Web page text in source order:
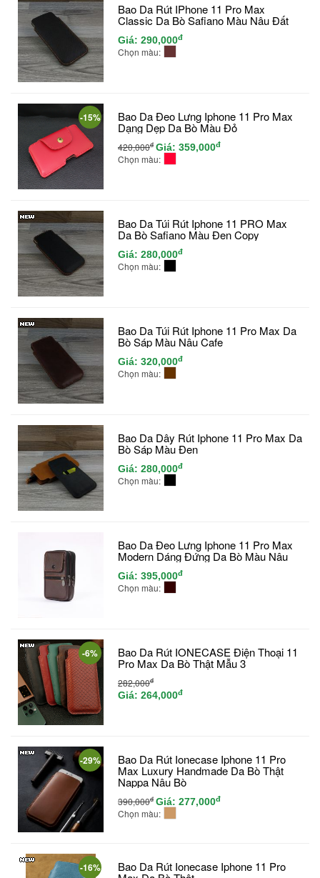
Bao Da Rút IPhone 11 Pro Max
Classic Da Bò Safiano Màu Nâu Đất
Giá: 290,000đ
Chọn màu:
-15% Bao Da Đeo Lưng Iphone 11 Pro Max
Dạng Dẹp Da Bò Màu Đỏ
420,000đ Giá: 359,000đ
Chọn màu:
Bao Da Túi Rút Iphone 11 PRO Max
Da Bò Safiano Màu Đen Copy
Giá: 280,000đ
Chọn màu:
Bao Da Túi Rút Iphone 11 Pro Max Da
Bò Sáp Màu Nâu Cafe
Giá: 320,000đ
Chọn màu:
Bao Da Dây Rút Iphone 11 Pro Max Da
Bò Sáp Màu Đen
Giá: 280,000đ
Chọn màu:
Bao Da Đeo Lưng Iphone 11 Pro Max
Modern Dáng Đứng Da Bò Màu Nâu
Giá: 395,000đ
Chọn màu:
-6% Bao Da Rút IONECASE Điện Thoại 11
Pro Max Da Bò Thật Mẫu 3
282,000đ
Giá: 264,000đ
-29% Bao Da Rút Ionecase Iphone 11 Pro
Max Luxury Handmade Da Bò Thật
Nappa Nâu Bò
390,000đ Giá: 277,000đ
Chọn màu:
-16% Bao Da Rút Ionecase Iphone 11 Pro